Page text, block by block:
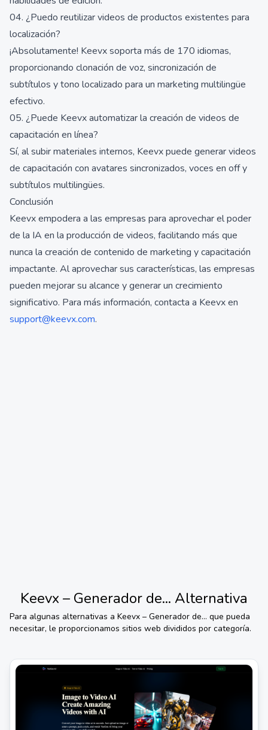
04. ¿Puedo reutilizar videos de productos existentes para
localización?
¡Absolutamente! Keevx soporta más de 170 idiomas,
proporcionando clonación de voz, sincronización de
subtítulos y tono localizado para un marketing multilingüe
efectivo.
05. ¿Puede Keevx automatizar la creación de videos de
capacitación en línea?
Sí, al subir materiales internos, Keevx puede generar videos
de capacitación con avatares sincronizados, voces en off y
subtítulos multilingües.
Conclusión
Keevx empodera a las empresas para aprovechar el poder
de la IA en la producción de videos, facilitando más que
nunca la creación de contenido de marketing y capacitación
impactante. Al aprovechar sus características, las empresas
pueden mejorar su alcance y generar un crecimiento
significativo. Para más información, contacta a Keevx en
support@keevx.com.
Keevx – Generador de... Alternativa
Para algunas alternativas a Keevx – Generador de... que pueda
necesitar, le proporcionamos sitios web divididos por categoría.